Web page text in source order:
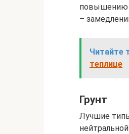
повышению
–
Читайте
теплице
Грунт
Лучшие